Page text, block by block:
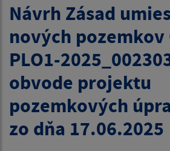
Návrh Zásad
nových pozemkov
PLO1-
obvode projektu
pozemkových
zo dňa 17.06.2025